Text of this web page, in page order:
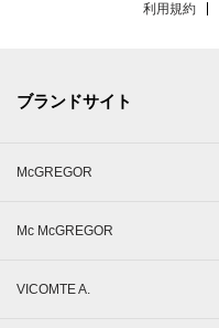
利用規約
ブランドサイト
McGREGOR
Mc McGREGOR
VICOMTE A.